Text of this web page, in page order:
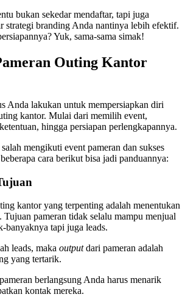
bukan sekedar mendaftar, tapi juga
strategi branding Anda nantinya lebih efektif.
Yuk, sama-sama simak!
Outing Kantor
Anda lakukan untuk mempersiapkan diri
kantor. Mulai dari memilih event,
hingga persiapan perlengkapannya.
mengikuti event pameran dan sukses
cara berikut bisa jadi panduannya:
kantor yang terpenting adalah menentukan
pameran tidak selalu mampu menjual
banyaknya tapi juga leads.
leads, maka outputdari pameran adalah
yang tertarik.
berlangsung Anda harus menarik
kontak mereka.